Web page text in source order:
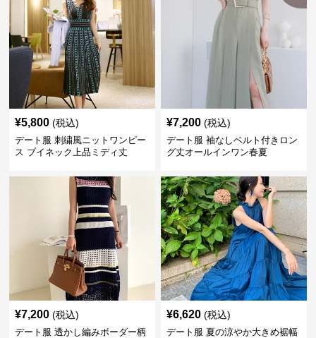
¥5,800 (税込)
デート服 刺繍風ニットワンピー
ス ブイネック上品ミディ丈
¥7,200 (税込)
デート服 袖なしベルト付きロン
グ丈オールインワン春夏
¥7,200 (税込)
デート服 透かし編みボーダー柄
¥6,620 (税込)
デート服 夏の涼やか大きめ裾幅